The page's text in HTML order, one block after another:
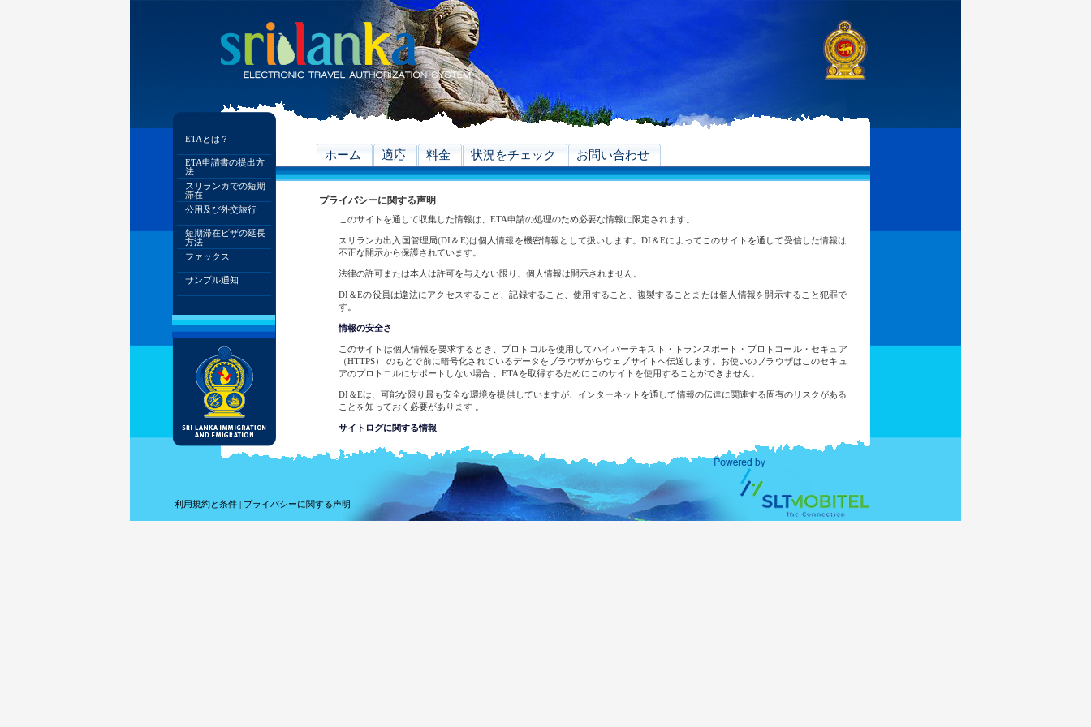
ETAとは？
ETA申請書の提出方
法
スリランカでの短期
滞在
公用及び外交旅行
短期滞在ビザの延長
方法
ファックス
サンプル通知
ホーム 適応 料金 状況をチェック お問い合わせ
プライバシーに関する声明
このサイトを通して収集した情報は、ETA申請の処理のため必要な情報に限定されます。
スリランカ出入国管理局(DI＆E)は個人情報を機密情報として扱いします。DI＆Eによってこのサイトを通して受信した情報は
不正な開示から保護されています。
法律の許可または本人は許可を与えない限り、個人情報は開示されません。
DI＆Eの役員は違法にアクセスすること、記録すること、使用すること、複製することまたは個人情報を開示すること犯罪で
す。
情報の安全さ
このサイトは個人情報を要求するとき、プロトコルを使用してハイパーテキスト・トランスポート・プロトコール・セキュア
（HTTPS） のもとで前に暗号化されているデータをブラウザからウェブサイトへ伝送します。お使いのブラウザはこのセキュ
アのプロトコルにサポートしない場合 、ETAを取得するためにこのサイトを使用することができません。
DI＆Eは、可能な限り最も安全な環境を提供していますが、インターネットを通して情報の伝達に関連する固有のリスクがある
ことを知っておく必要があります 。
サイトログに関する情報
このサイトに統計上の目的のためにあなたのログに関する情報が記録される可能性があります。あなたがこのサイトにアクセス
した場合、下記の情報が記録されることがあります 。
あなたのトップレベルのドメイン名
あなたのサーバアドレス
サイトへの訪問の日付と時刻
利用規約と条件 | プライバシーに関する声明